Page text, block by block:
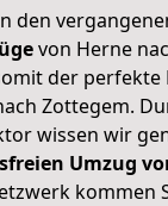
den
von Herne
der
Zottegem.
wissen wir
Umzug
kommen